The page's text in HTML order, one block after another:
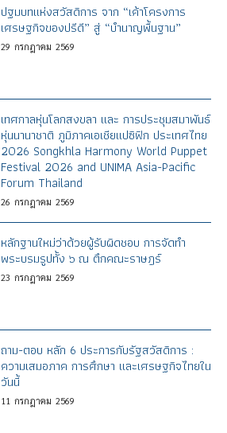
ปฐมบทแห่งสวัสดิการ จาก “เค้าโครงการ
เศรษฐกิจของปรีดี” สู่ “บำนาญพื้นฐาน”
29 กรกฎาคม 2569
เทศกาลหุ่นโลกสงขลา และ การประชุมสมาพันธ์
หุ่นนานาชาติ ภูมิภาคเอเชียแปซิฟิก ประเทศไทย
2026 Songkhla Harmony World Puppet
Festival 2026 and UNIMA Asia-Pacific
Forum Thailand
26 กรกฎาคม 2569
หลักฐานใหม่ว่าด้วยผู้รับผิดชอบ การจัดทำ
พระบรมรูปทั้ง ๖ ณ ตึกคณะราษฎร์
23 กรกฎาคม 2569
ถาม-ตอบ หลัก 6 ประการกับรัฐสวัสดิการ :
ความเสมอภาค การศึกษา และเศรษฐกิจไทยใน
วันนี้
11 กรกฎาคม 2569